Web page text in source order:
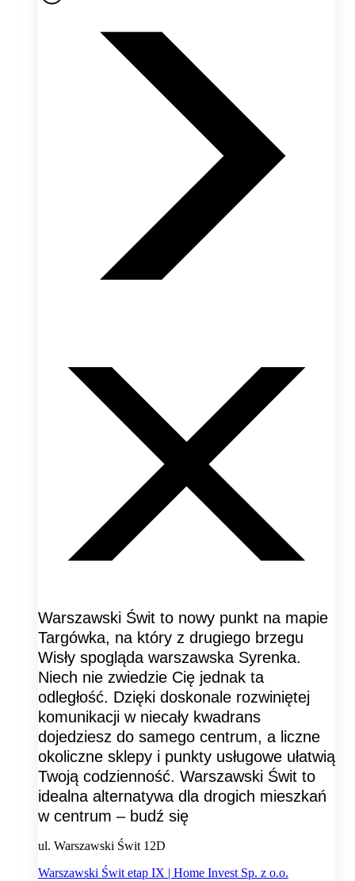
Warszawski Świt to nowy punkt na mapie
Targówka, na który z drugiego brzegu
Wisły spogląda warszawska Syrenka.
Niech nie zwiedzie Cię jednak ta
odległość. Dzięki doskonale rozwiniętej
komunikacji w niecały kwadrans
dojedziesz do samego centrum, a liczne
okoliczne sklepy i punkty usługowe ułatwią
Twoją codzienność. Warszawski Świt to
idealna alternatywa dla drogich mieszkań
w centrum – budź się
ul. Warszawski Świt 12D
Warszawski Świt etap IX | Home Invest Sp. z o.o.